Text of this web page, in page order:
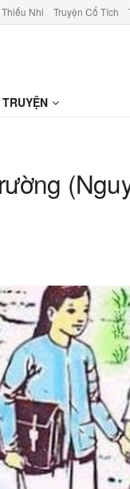
Nhi Truyện Cổ Tích
TRUYỆN